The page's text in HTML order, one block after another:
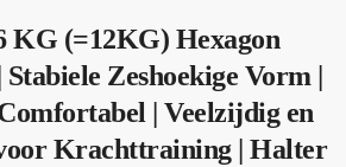
KG (=12KG) Hexagon
Zeshoekige Vorm |
| Veelzijdig en
Krachttraining | Halter